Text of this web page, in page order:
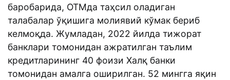
баробарида, ОТМда таҳсил оладиган
талабалар ўқишига молиявий кўмак бериб
келмоқда. Жумладан, 2022 йилда тижорат
банклари томонидан ажратилган таълим
кредитларининг 40 фоизи Халқ банки
томонидан амалга оширилган. 52 мингга яқин